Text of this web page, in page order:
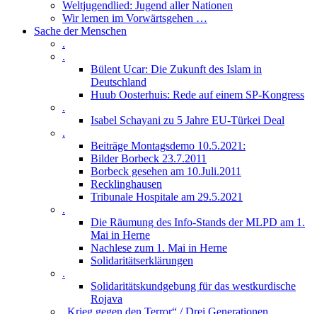
Weltjugendlied: Jugend aller Nationen
Wir lernen im Vorwärtsgehen …
Sache der Menschen
.
.
Bülent Ucar: Die Zukunft des Islam in
Deutschland
Huub Oosterhuis: Rede auf einem SP-Kongress
.
Isabel Schayani zu 5 Jahre EU-Türkei Deal
.
Beiträge Montagsdemo 10.5.2021:
Bilder Borbeck 23.7.2011
Borbeck gesehen am 10.Juli.2011
Recklinghausen
Tribunale Hospitale am 29.5.2021
.
Die Räumung des Info-Stands der MLPD am 1.
Mai in Herne
Nachlese zum 1. Mai in Herne
Solidaritätserklärungen
.
Solidaritätskundgebung für das westkurdische
Rojava
„Krieg gegen den Terror“ / Drei Generationen